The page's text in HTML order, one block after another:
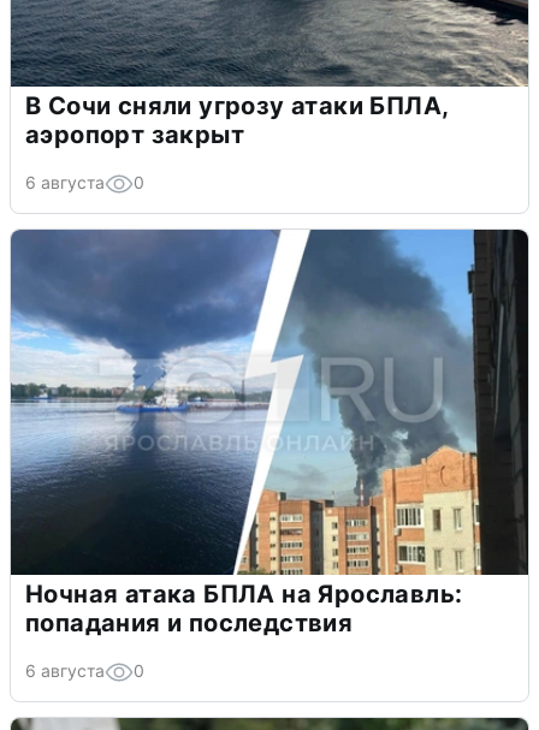
В Сочи сняли угрозу атаки БПЛА,
аэропорт закрыт
6 августа 0
Ночная атака БПЛА на Ярославль:
попадания и последствия
6 августа 0